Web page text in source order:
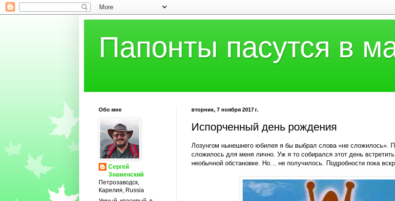
Папонты пасутся в
вторник, 7 ноября 2017 г.
Испорченный день рождения
Лозунгом нынешнего юбилея я бы выбрал слова «не сложилось».
сложилось для меня лично. Уж я то собирался этот день
необычной обстановке. Но… не получилось. Подробности пока
Обо мне
Сергей
Знаменский
Петрозаводск,
Карелия, Russia